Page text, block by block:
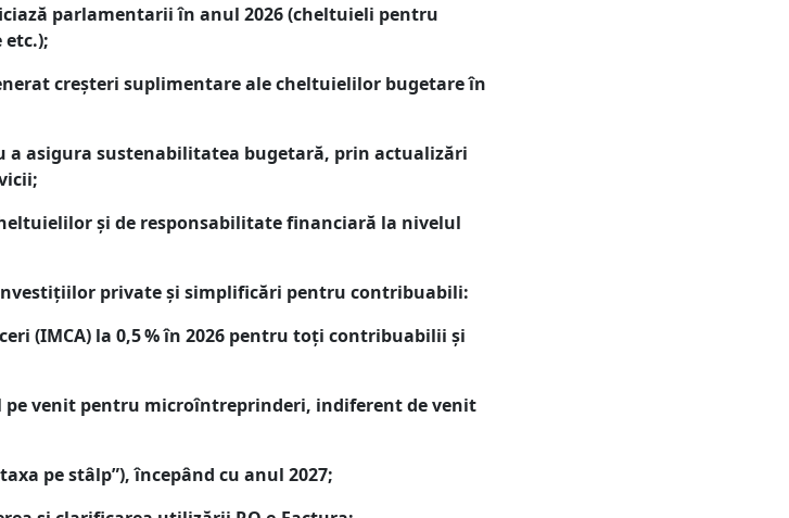
parlamentarii în anul 2026 (cheltuieli pentru
creșteri suplimentare ale cheltuielilor bugetare în
a asigura sustenabilitatea bugetară, prin actualizări
și de responsabilitate financiară la nivelul
private și simplificări pentru contribuabili:
(IMCA) la 0,5 % în 2026 pentru toți contribuabilii și
pe venit pentru microîntreprinderi, indiferent de venit
pe stâlp”), începând cu anul 2027;